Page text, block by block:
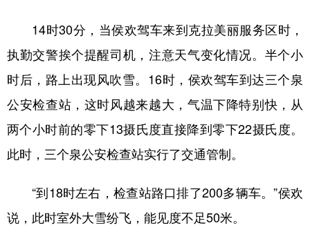
14时30分，当侯欢驾车来到克拉美丽服务区时，
执勤交警挨个提醒司机，注意天气变化情况。半个小
时后，路上出现风吹雪。16时，侯欢驾车到达三个泉
公安检查站，这时风越来越大，气温下降特别快，从
两个小时前的零下13摄氏度直接降到零下22摄氏度。
此时，三个泉公安检查站实行了交通管制。
“到18时左右，检查站路口排了200多辆车。”侯欢
说，此时室外大雪纷飞，能见度不足50米。